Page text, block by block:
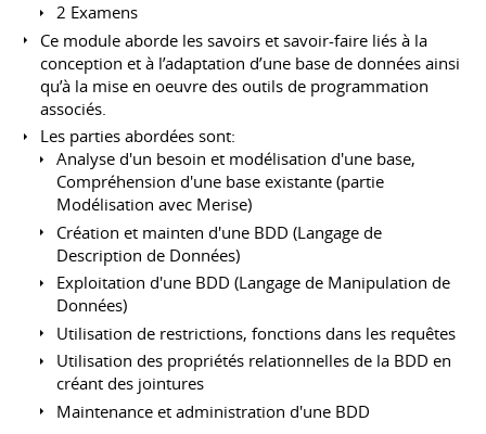
2 Examens
Ce module aborde les savoirs et savoir-faire liés à la
conception et à l’adaptation d’une base de données ainsi
qu’à la mise en oeuvre des outils de programmation
associés.
Les parties abordées sont:
Analyse d'un besoin et modélisation d'une base,
Compréhension d'une base existante (partie
Modélisation avec Merise)
Création et mainten d'une BDD (Langage de
Description de Données)
Exploitation d'une BDD (Langage de Manipulation de
Données)
Utilisation de restrictions, fonctions dans les requêtes
Utilisation des propriétés relationnelles de la BDD en
créant des jointures
Maintenance et administration d'une BDD